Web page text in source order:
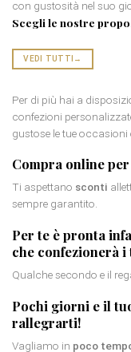
con gustosità nel suo
Scegli le nostre
VEDI TUTTI →
Per di più hai a
confezioni
gustose le tue occasioni
Compra online per
Ti aspettano sconti
sempre garantito.
Per te è pronta
che confezionerà
Qualche secondo e il
Pochi giorni e il
rallegrarti!
Vagliamo in poco